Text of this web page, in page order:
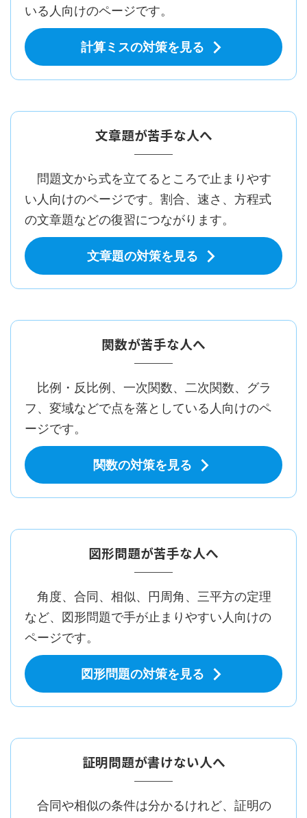
いる人向けのページです。
計算ミスの対策を見る
文章題が苦手な人へ
問題文から式を立てるところで止まりやす
い人向けのページです。割合、速さ、方程式
の文章題などの復習につながります。
文章題の対策を見る
関数が苦手な人へ
比例・反比例、一次関数、二次関数、グラ
フ、変域などで点を落としている人向けのペ
ージです。
関数の対策を見る
図形問題が苦手な人へ
角度、合同、相似、円周角、三平方の定理
など、図形問題で手が止まりやすい人向けの
ページです。
図形問題の対策を見る
証明問題が書けない人へ
合同や相似の条件は分かるけれど、証明の